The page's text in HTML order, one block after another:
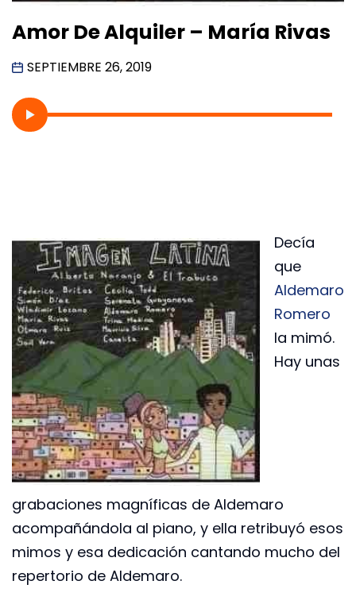
Amor De Alquiler – María Rivas
SEPTIEMBRE 26, 2019
Decía
que
Aldemaro
Romero
la mimó.
Hay unas
grabaciones magníficas de Aldemaro
acompañándola al piano, y ella retribuyó esos
mimos y esa dedicación cantando mucho del
repertorio de Aldemaro.